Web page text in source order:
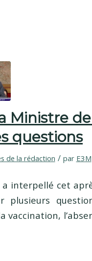
Ministre
questions
de la rédaction / par E3M
a interpellé cet
plusieurs